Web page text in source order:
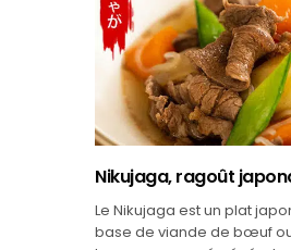
Nikujaga, ragoût
Le Nikujaga est un plat
base de viande de bœuf